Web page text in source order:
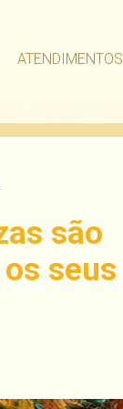
ATENDIMENTOS
são
seus